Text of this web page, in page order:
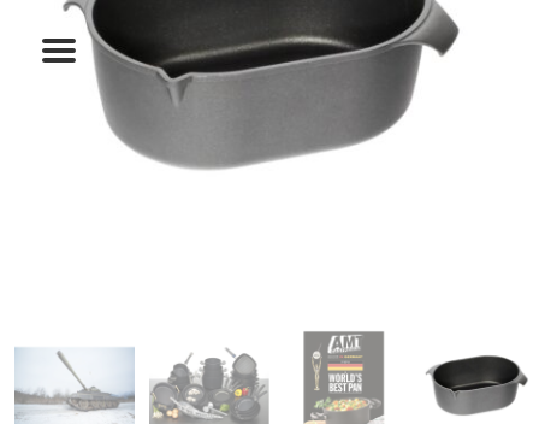
קפה ותה
גיפט קארד
המותגים שלנו